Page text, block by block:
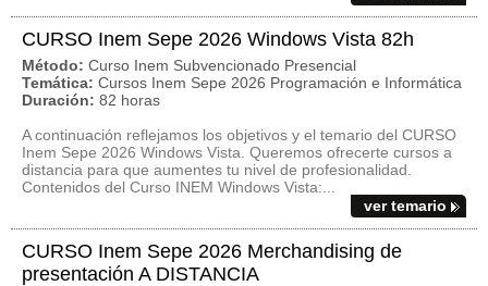
CURSO Inem Sepe 2026 Windows Vista 82h
Método: Curso Inem Subvencionado Presencial
Temática: Cursos Inem Sepe 2026 Programación e Informática
Duración: 82 horas
A continuación reflejamos los objetivos y el temario del CURSO
Inem Sepe 2026 Windows Vista. Queremos ofrecerte cursos a
distancia para que aumentes tu nivel de profesionalidad.
Contenidos del Curso INEM Windows Vista:...
ver temario
CURSO Inem Sepe 2026 Merchandising de
presentación A DISTANCIA